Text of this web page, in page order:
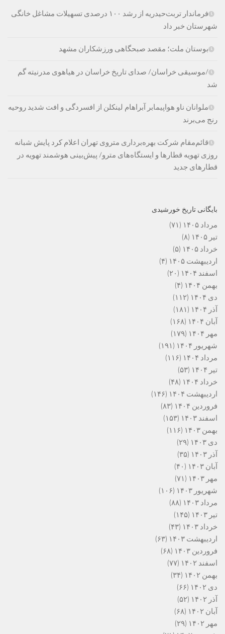
فرماندار تربت‌حیدریه از رشد ۱۰۰ درصدی تسهیلات مشاغل خانگی
شهرستان خبر داد
بوستان ملت؛ مقصد صبحگاهی ورزشکاران مشهد
/موسیقی خراسان/ صدای تاریخ خراسان در هیاهوی مدرنیته گم
شد
ملوانان ناو هواپیمابر آبراهام لینکلن از افسردگی و افت شدید روحیه
رنج می‌برند
قائم‌مقام شرکت بهره‌برداری متروی تهران اعلام کرد پایش شبانه
روزی تهویه قطارها و ایستگاه‌های مترو/ پیش‌بینی هوشمند تهویه در
قطارهای جدید
بایگانی تاریخ خورشیدی
مرداد ۱۴۰۵
(۷۱)
تیر ۱۴۰۵
(۸)
خرداد ۱۴۰۵
(۵)
اردیبهشت ۱۴۰۵
(۴)
اسفند ۱۴۰۴
(۲۰)
بهمن ۱۴۰۴
(۴)
دی ۱۴۰۴
(۱۱۲)
آذر ۱۴۰۴
(۱۸۱)
آبان ۱۴۰۴
(۱۶۸)
مهر ۱۴۰۴
(۱۷۹)
شهریور ۱۴۰۴
(۱۹۱)
مرداد ۱۴۰۴
(۱۱۶)
تیر ۱۴۰۴
(۵۳)
خرداد ۱۴۰۴
(۴۸)
اردیبهشت ۱۴۰۴
(۱۴۶)
فروردین ۱۴۰۴
(۸۳)
اسفند ۱۴۰۳
(۱۵۳)
بهمن ۱۴۰۳
(۱۱۶)
دی ۱۴۰۳
(۲۹)
آذر ۱۴۰۳
(۳۵)
آبان ۱۴۰۳
(۴۰)
مهر ۱۴۰۳
(۷۱)
شهریور ۱۴۰۳
(۱۰۶)
مرداد ۱۴۰۳
(۸۸)
تیر ۱۴۰۳
(۱۴۵)
خرداد ۱۴۰۳
(۴۳)
اردیبهشت ۱۴۰۳
(۶۳)
فروردین ۱۴۰۳
(۶۸)
اسفند ۱۴۰۲
(۷۷)
بهمن ۱۴۰۲
(۳۴)
دی ۱۴۰۲
(۶۶)
آذر ۱۴۰۲
(۵۲)
آبان ۱۴۰۲
(۶۸)
مهر ۱۴۰۲
(۲۹)